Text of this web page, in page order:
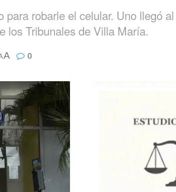
robarle el celular. Uno llegó
los Tribunales de Villa María.
A 0